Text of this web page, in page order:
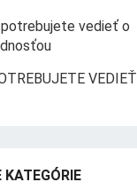
vedieť o
VEDIEŤ